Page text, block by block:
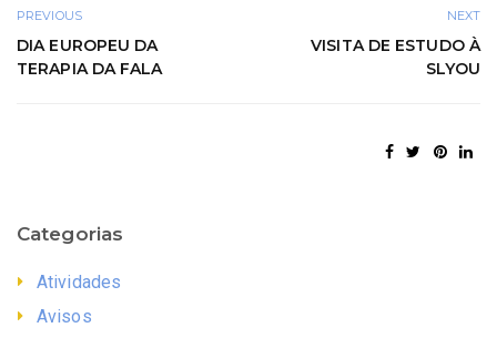
PREVIOUS
DIA EUROPEU DA
TERAPIA DA FALA
NEXT
VISITA DE ESTUDO À
SLYOU
Categorias
Atividades
Avisos